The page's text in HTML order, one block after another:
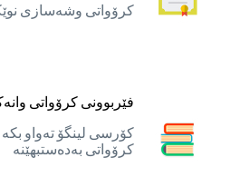
کرۆواتی وشەسازی
فێربوونی کرۆواتی
کۆرسی لینگۆ تەواو
کرۆواتی بەدەستبهێنە